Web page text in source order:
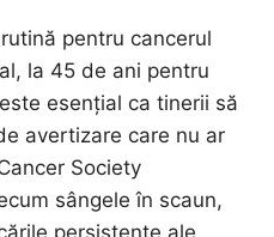
pentru cancerul
la 45 de ani pentru
esențial ca tinerii să
avertizare care nu ar
Society
sângele în scaun,
persistente ale